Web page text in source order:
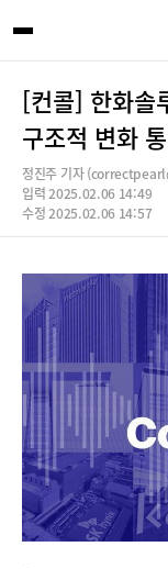
[컨콜] 한화솔
구조적 변화
정진주 기자
입력 2025.02.06 14:49
수정 2025.02.06 14:57